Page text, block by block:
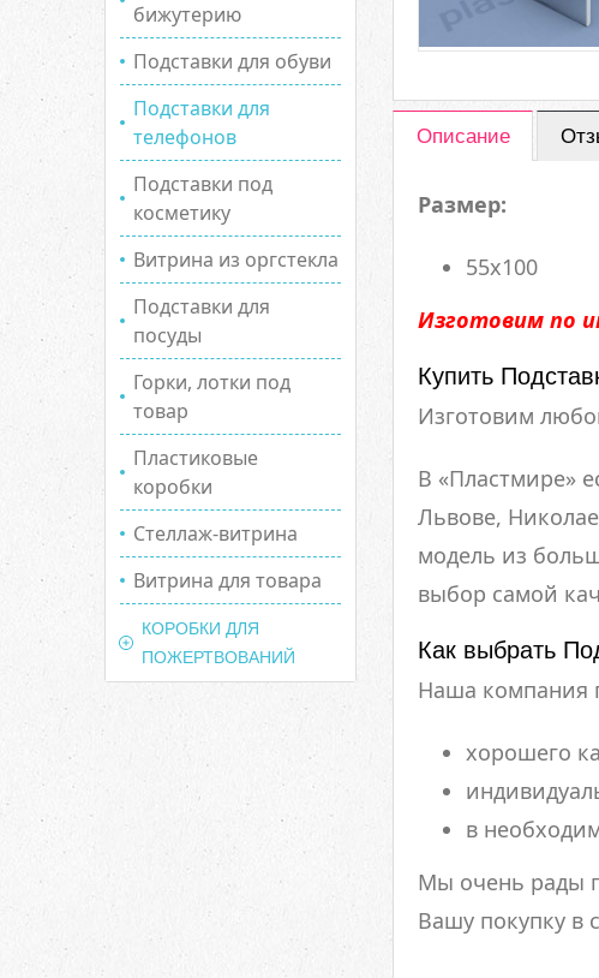
бижутерию
Подставки для обуви
Подставки для
телефонов
Подставки под
косметику
Витрина из оргстекла
Подставки для
посуды
Горки, лотки под
товар
Пластиковые
коробки
Стеллаж-витрина
Витрина для товара
КОРОБКИ ДЛЯ
ПОЖЕРТВОВАНИЙ
Описание
Размер:
55х100
Изготовим по
Купить
Изготовим
В «Пластмире»
Львове,
модель из
выбор самой
Как выбрать
Наша компания
хорошего
в
Мы очень рады
Вашу покупку в